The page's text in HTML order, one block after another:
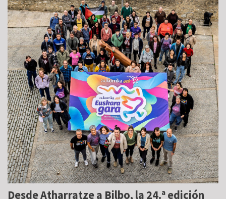
Desde Atharratze a Bilbo, la 24.ª edición